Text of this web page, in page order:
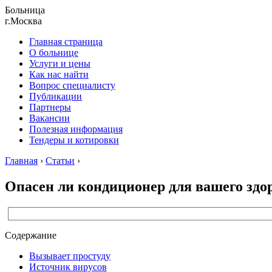
Больница
г.Москва
Главная страница
О больнице
Услуги и цены
Как нас найти
Вопрос специалисту
Публикации
Партнеры
Вакансии
Полезная информация
Тендеры и котировки
Главная › Статьи ›
Опасен ли кондиционер для вашего
Содержание
Вызывает простуду
Источник вирусов